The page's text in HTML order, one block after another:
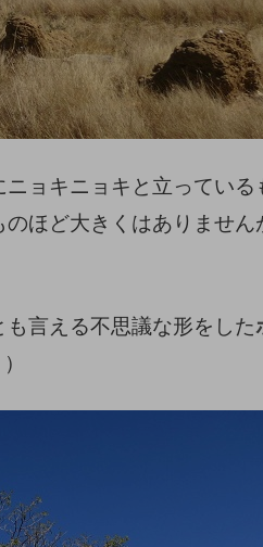
ニョキニョキと立ってい
ほど大きくはありませ
言える不思議な形をした